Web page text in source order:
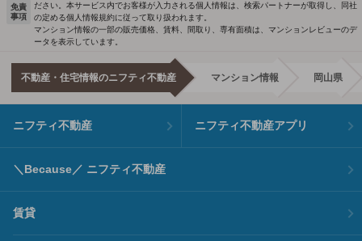
免責
事項
ださい。本サービス内でお客様が入力される個人情報は、検索パートナーが取得し、同社
の定める個人情報規約に従って取り扱われます。
マンション情報の一部の販売価格、賃料、間取り、専有面積は、マンションレビューのデ
ータを表示しています。
不動産・住宅情報のニフティ不動産 マンション情報 岡山県
ニフティ不動産 ニフティ不動産アプリ
＼Because／ ニフティ不動産
賃貸